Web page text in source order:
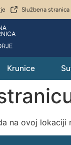
Službena
Krunice
na ovoj lokaciji